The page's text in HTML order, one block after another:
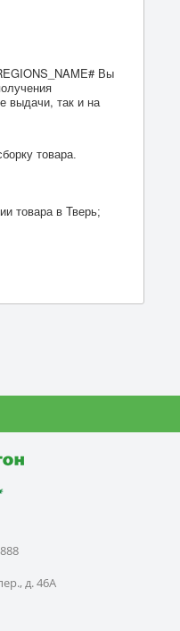
Вы
выдачи, так и на
товара.
товара в Тверь;
д. 46А